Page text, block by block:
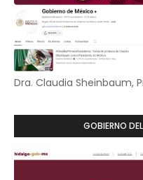
Dra. Claudia Sheinbaum,
GOBIERNO